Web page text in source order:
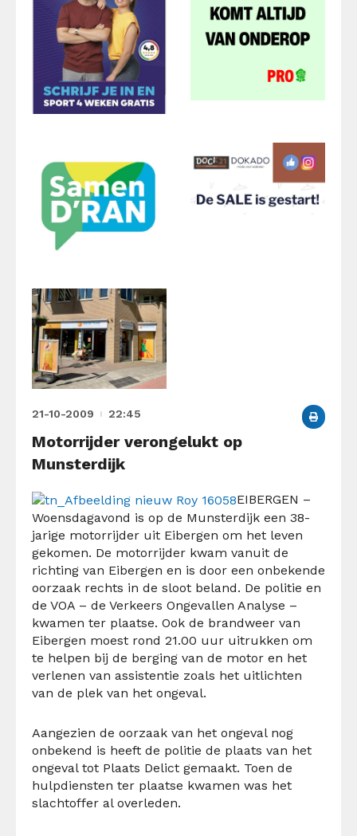
21-10-2009 22:45
Motorrijder verongelukt op
Munsterdijk
EIBERGEN –
Woensdagavond is op de Munsterdijk een 38-
jarige motorrijder uit Eibergen om het leven
gekomen. De motorrijder kwam vanuit de
richting van Eibergen en is door een onbekende
oorzaak rechts in de sloot beland. De politie en
de VOA – de Verkeers Ongevallen Analyse –
kwamen ter plaatse. Ook de brandweer van
Eibergen moest rond 21.00 uur uitrukken om
te helpen bij de berging van de motor en het
verlenen van assistentie zoals het uitlichten
van de plek van het ongeval.
Aangezien de oorzaak van het ongeval nog
onbekend is heeft de politie de plaats van het
ongeval tot Plaats Delict gemaakt. Toen de
hulpdiensten ter plaatse kwamen was het
slachtoffer al overleden.